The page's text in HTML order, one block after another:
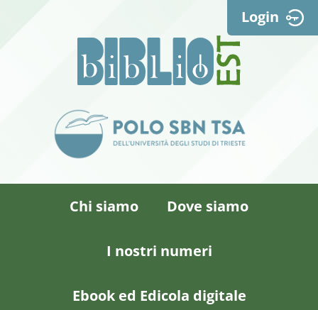
Login
Chi siamo Dove siamo
I nostri numeri
Ebook ed Edicola digitale